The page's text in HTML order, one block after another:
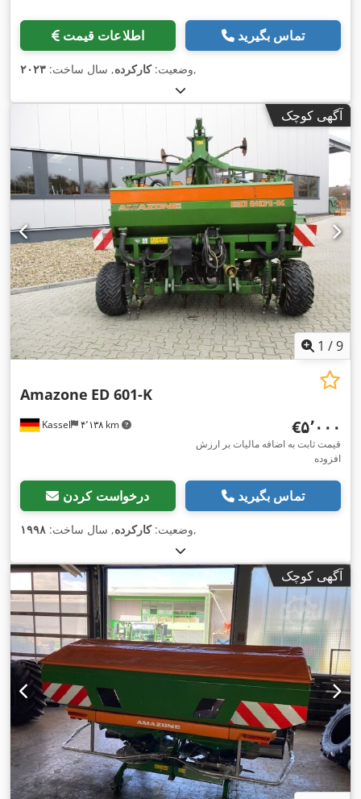
اطلاعات قیمت تماس بگیرید
وضعیت:کارکرده, سال ساخت: ۲۰۲۳ ,
آگهی کوچک
1 /9
Kassel ۴٬۱۳۸ km
Amazone ED 601-K
‎€۵٬۰۰۰
قیمت ثابت به اضافه مالیات بر ارزش
افزوده
درخواست کردن تماس بگیرید
وضعیت:کارکرده, سال ساخت: ۱۹۹۸ ,
آگهی کوچک